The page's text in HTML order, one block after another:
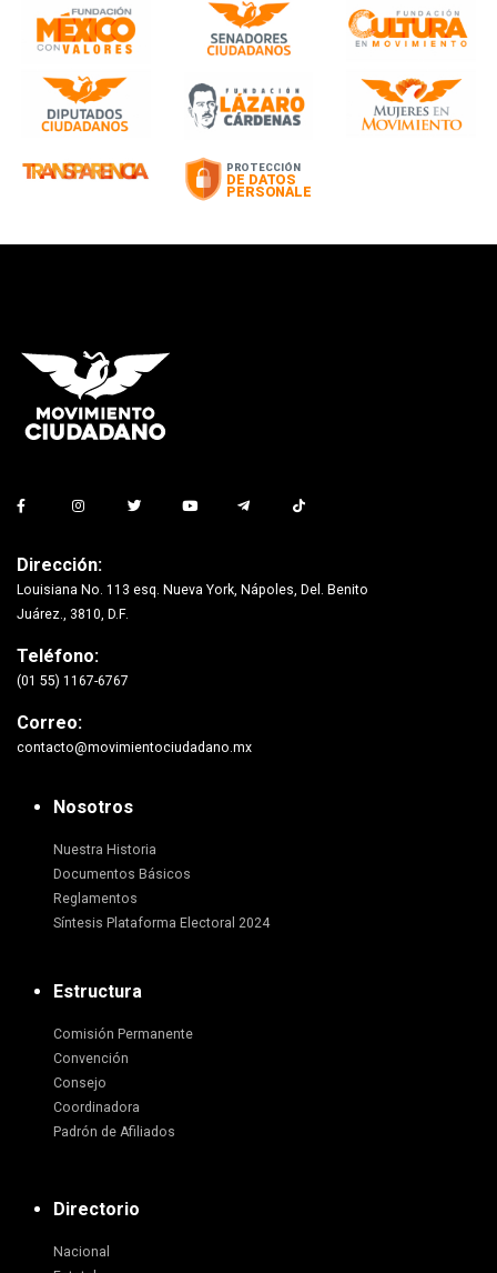
Dirección:
Louisiana No. 113 esq. Nueva York, Nápoles, Del. Benito
Juárez., 3810, D.F.
Teléfono:
(01 55) 1167-6767
Correo:
contacto@movimientociudadano.mx
Nosotros
Nuestra Historia
Documentos Básicos
Reglamentos
Síntesis Plataforma Electoral 2024
Estructura
Comisión Permanente
Convención
Consejo
Coordinadora
Padrón de Afiliados
Directorio
Nacional